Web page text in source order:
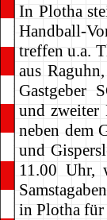
In Plotha
Handball-
treffen u.a.
aus
Gastgeber
und zweiter
neben dem
und
11.00 Uhr,
in Plotha für